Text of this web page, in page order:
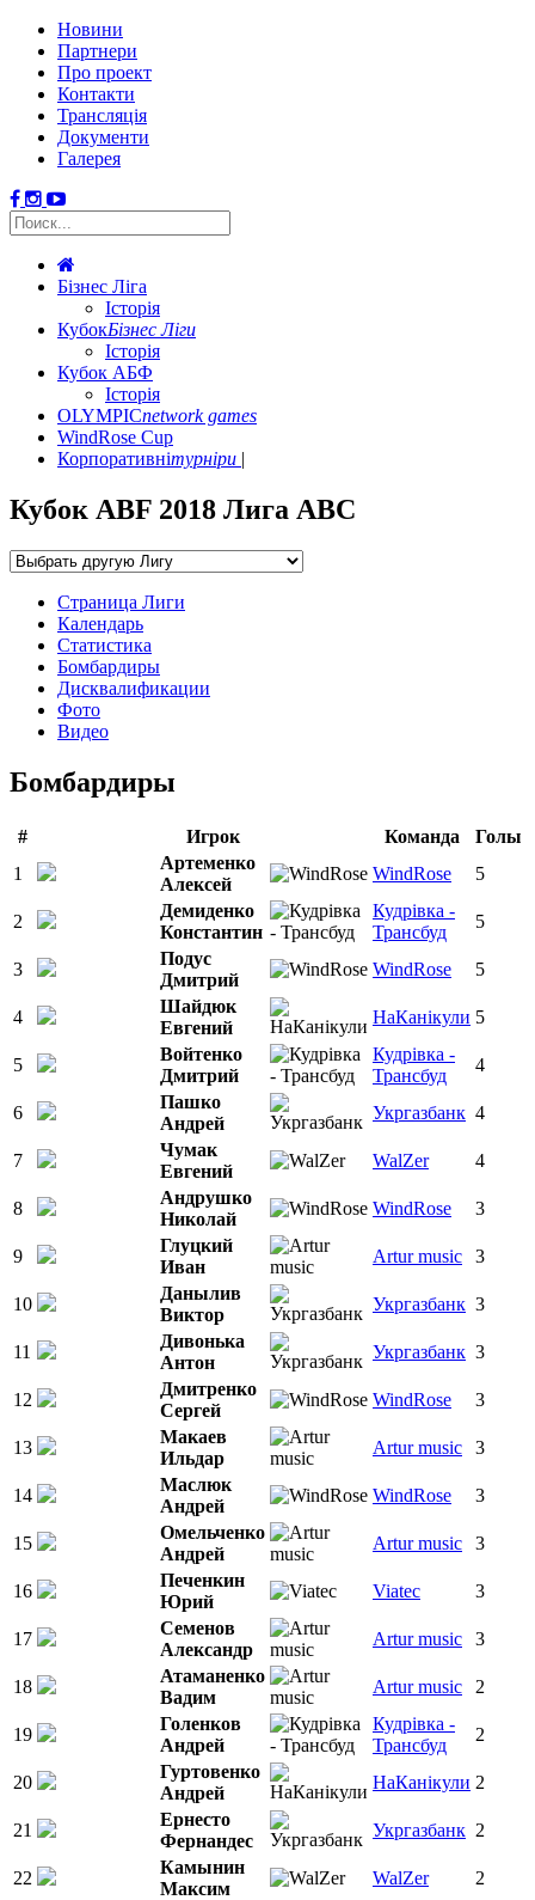
Новини
Партнери
Про проект
Контакти
Трансляція
Документи
Галерея
Бізнес Ліга
Історія
КубокБізнес Ліги
Історія
Кубок АБФ
Історія
OLYMPICnetwork games
WindRose Cup
Корпоративнітурніри
Кубок ABF 2018 Лига АBC
Страница Лиги
Календарь
Статистика
Бомбардиры
Дисквалификации
Фото
Видео
Бомбардиры
# Игрок Команда
Голы
1
Артеменко
Алексей
WindRose 5
2
Демиденко
Константин
Кудрiвка -
Трансбуд
5
3
Подус
Дмитрий
WindRose 5
4
Шайдюк
Евгений
НаКанікули 5
5
Войтенко
Дмитрий
Кудрiвка -
Трансбуд
4
6
Пашко
Андрей
Укргазбанк 4
7
Чумак
Евгений
WalZer 4
8
Андрушко
Николай
WindRose 3
9
Глуцкий
Иван
Artur music 3
10
Данылив
Виктор
Укргазбанк 3
11
Дивонька
Антон
Укргазбанк 3
12
Дмитренко
Сергей
WindRose 3
13
Макаев
Ильдар
Artur music 3
14
Маслюк
Андрей
WindRose 3
15
Омельченко
Андрей
Artur music 3
16
Печенкин
Юрий
Viatec 3
17
Семенов
Александр
Artur music 3
18
Атаманенко
Вадим
Artur music 2
19
Голенков
Андрей
Кудрiвка -
Трансбуд
2
20
Гуртовенко
Андрей
НаКанікули 2
21
Ернесто
Фернандес
Укргазбанк 2
22
Камынин
Максим
WalZer 2